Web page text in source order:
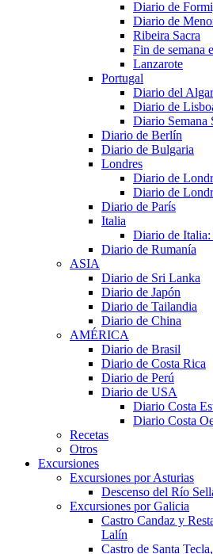
Diario de
Diario de
Ribeira Sacra
Fin de semana
Lanzarote
Portugal
Diario del
Diario de
Diario Semana
Diario de Berlín
Diario de Bulgaria
Londres
Diario de
Diario de
Diario de París
Italia
Diario de
Diario de Rumanía
ASIA
Diario de Sri Lanka
Diario de Japón
Diario de Tailandia
Diario de China
AMÉRICA
Diario de Brasil
Diario de Costa Rica
Diario de Perú
Diario de USA
Diario Costa
Diario Costa
Recetas
Otros
Excursiones
Excursiones por Asturias
Descenso del Río
Excursiones por Galicia
Castro Candaz y
Lalín
Castro de Santa